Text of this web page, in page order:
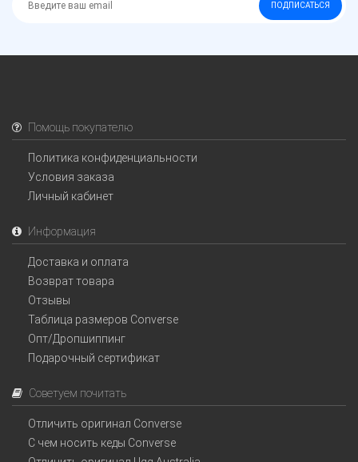
ПОДПИСАТЬСЯ
Помощь покупателю
Политика конфиденциальности
Условия заказа
Личный кабинет
Информация
Доставка и оплата
Возврат товара
Отзывы
Таблица размеров Converse
Опт/Дропшиппинг
Подарочный сертификат
Советуем почитать
Отличить оригинал Converse
С чем носить кеды Converse